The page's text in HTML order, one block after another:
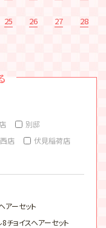
25 26 27 28
別邸
店
伏見稲荷店
アーセット
チョイスヘアーセット